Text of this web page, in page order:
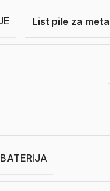
List pile za